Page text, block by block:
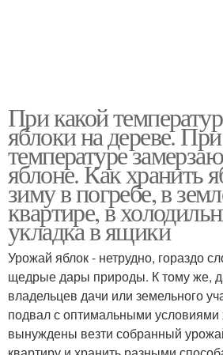
При какой
яблоки на дереве.
температуре
яблоне. Как хранить
зиму в погребе, в
квартире, в
укладка в ящики
Урожай яблок - нетрудно, гораздо
щедрые дары природы. К тому же,
владельцев дачи или земельного
подвал с оптимальными
вынуждены везти собранный